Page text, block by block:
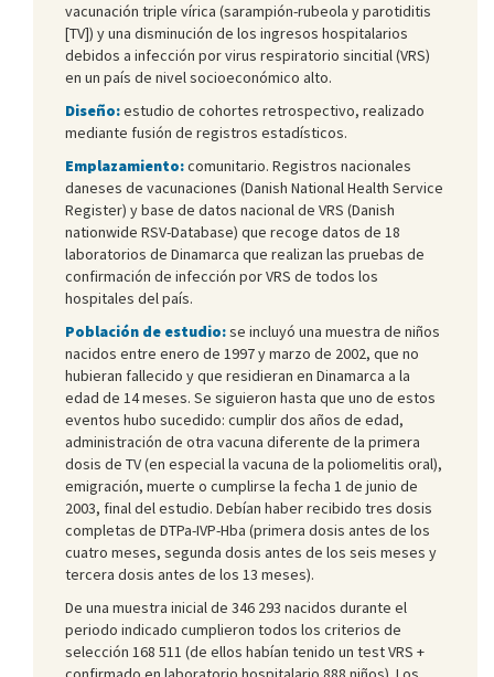
vacunación triple vírica (sarampión-rubeola y parotiditis
[TV]) y una disminución de los ingresos hospitalarios
debidos a infección por virus respiratorio sincitial (VRS)
en un país de nivel socioeconómico alto.
Diseño:estudio de cohortes retrospectivo, realizado
mediante fusión de registros estadísticos.
Emplazamiento:comunitario. Registros nacionales
daneses de vacunaciones (Danish National Health Service
Register) y base de datos nacional de VRS (Danish
nationwide RSV-Database) que recoge datos de 18
laboratorios de Dinamarca que realizan las pruebas de
confirmación de infección por VRS de todos los
hospitales del país.
Población de estudio:se incluyó una muestra de niños
nacidos entre enero de 1997 y marzo de 2002, que no
hubieran fallecido y que residieran en Dinamarca a la
edad de 14 meses. Se siguieron hasta que uno de estos
eventos hubo sucedido: cumplir dos años de edad,
administración de otra vacuna diferente de la primera
dosis de TV (en especial la vacuna de la poliomelitis oral),
emigración, muerte o cumplirse la fecha 1 de junio de
2003, final del estudio. Debían haber recibido tres dosis
completas de DTPa-IVP-Hba (primera dosis antes de los
cuatro meses, segunda dosis antes de los seis meses y
tercera dosis antes de los 13 meses).
De una muestra inicial de 346 293 nacidos durante el
periodo indicado cumplieron todos los criterios de
selección 168 511 (de ellos habían tenido un test VRS +